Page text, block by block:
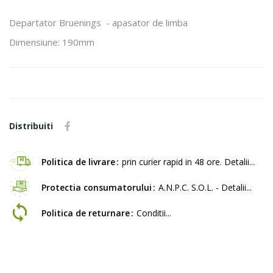
Departator Bruenings - apasator de limba
Dimensiune: 190mm
Distribuiti
Politica de livrare prin curier rapid in 48 ore. Detalii...
Protectia consumatorului A.N.P.C. S.O.L. - Detalii...
Politica de returnare Conditii...